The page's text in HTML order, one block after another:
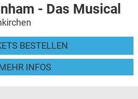
- Das Musical
BESTELLEN
INFOS